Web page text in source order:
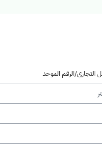
التجاري/الرقم الموحد